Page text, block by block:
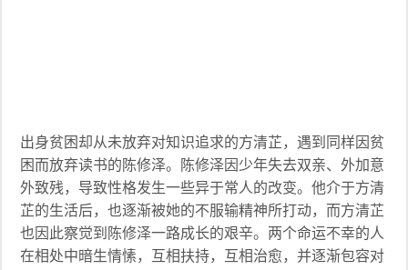
出身贫困却从未放弃对知识追求的方清芷，遇到同样因贫
困而放弃读书的陈修泽。陈修泽因少年失去双亲、外加意
外致残，导致性格发生一些异于常人的改变。他介于方清
芷的生活后，也逐渐被她的不服输精神所打动，而方清芷
也因此察觉到陈修泽一路成长的艰辛。两个命运不幸的人
在相处中暗生情愫，互相扶持，互相治愈，并逐渐包容对